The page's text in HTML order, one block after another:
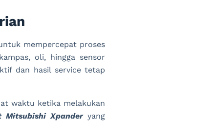
mempercepat proses
oli, hingga sensor
dan hasil service tetap
waktu ketika melakukan
Mitsubishi Xpanderyang